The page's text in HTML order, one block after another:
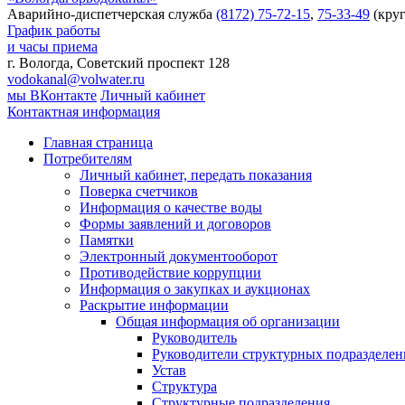
Аварийно-диспетчерская служба (8172) 75-72-15, 75-33-49
График работы
и часы приема
г. Вологда, Советский проспект 128
vodokanal@volwater.ru
мы ВКонтакте Личный кабинет
Контактная информация
Главная страница
Потребителям
Личный кабинет, передать показания
Поверка счетчиков
Информация о качестве воды
Формы заявлений и договоров
Памятки
Электронный документооборот
Противодействие коррупции
Информация о закупках и аукционах
Раскрытие информации
Общая информация об организации
Руководитель
Руководители структурных
Устав
Структура